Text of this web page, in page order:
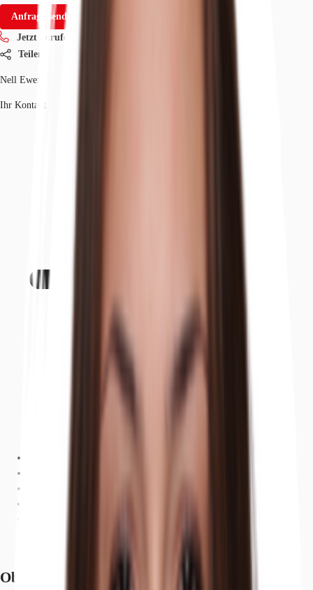
Anfrage senden
Jetzt anrufen
Teilen
Nell Ewert
Ihr Kontakt
Objekt